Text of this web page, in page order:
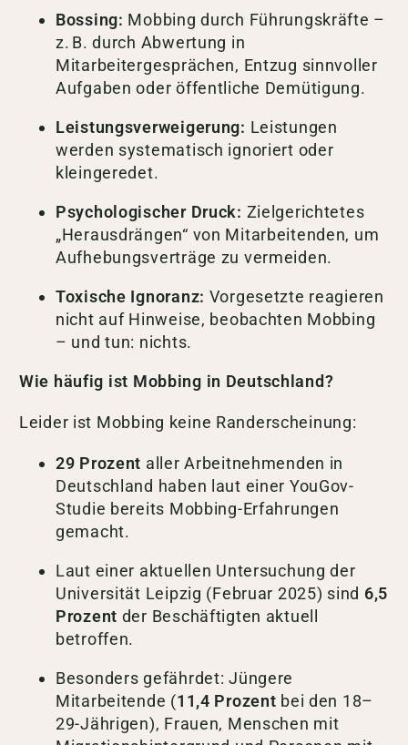
Bossing: Mobbing durch Führungskräfte –
z. B. durch Abwertung in
Mitarbeitergesprächen, Entzug sinnvoller
Aufgaben oder öffentliche Demütigung.
Leistungsverweigerung: Leistungen
werden systematisch ignoriert oder
kleingeredet.
Psychologischer Druck: Zielgerichtetes
„Herausdrängen“ von Mitarbeitenden, um
Aufhebungsverträge zu vermeiden.
Toxische Ignoranz: Vorgesetzte reagieren
nicht auf Hinweise, beobachten Mobbing
– und tun: nichts.
Wie häufig ist Mobbing in Deutschland?
Leider ist Mobbing keine Randerscheinung:
29 Prozent aller Arbeitnehmenden in
Deutschland haben laut einer YouGov-
Studie bereits Mobbing-Erfahrungen
gemacht.
Laut einer aktuellen Untersuchung der
Universität Leipzig (Februar 2025) sind 6,5
Prozent der Beschäftigten aktuell
betroffen.
Besonders gefährdet: Jüngere
Mitarbeitende (11,4 Prozent bei den 18–
29-Jährigen), Frauen, Menschen mit